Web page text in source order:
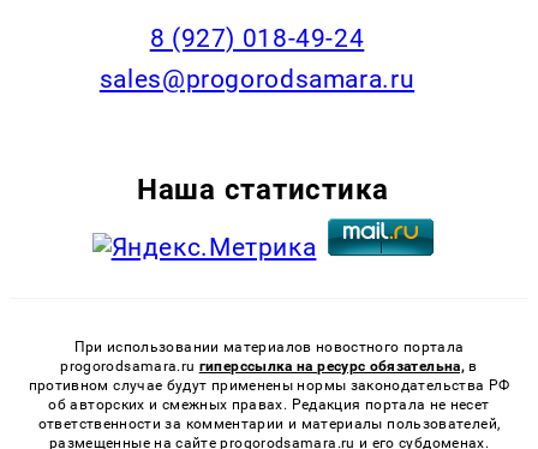
8 (927) 018-49-24
sales@progorodsamara.ru
Наша статистика
При использовании материалов новостного портала
progorodsamara.ru гиперссылка на ресурс обязательна, в
противном случае будут применены нормы законодательства РФ
об авторских и смежных правах. Редакция портала не несет
ответственности за комментарии и материалы пользователей,
размещенные на сайте progorodsamara.ru и его субдоменах.